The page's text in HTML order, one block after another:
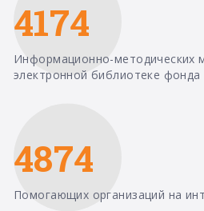
4174
Информационно-методических
электронной библиотеке фонда
4874
Помогающих организаций на